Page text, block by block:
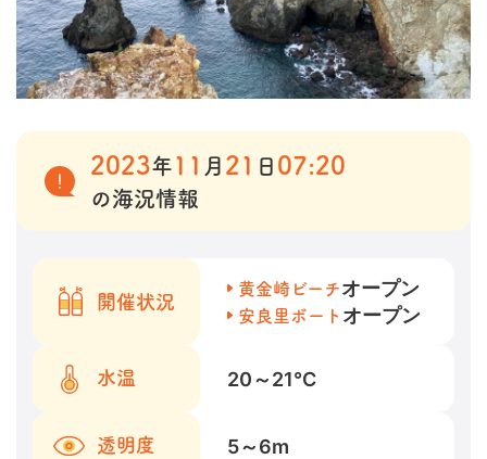
2023年 11 月 21 日 07:20
の海況情報
開催状況
黄金崎ビーチオープン
安良里ボート オープン
水温 20～21℃
透明度 5～6m